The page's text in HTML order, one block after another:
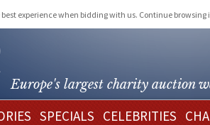
best experience when bidding with us. Continue browsing
Europe's largest charity auction
SPECIALS CELEBRITIES